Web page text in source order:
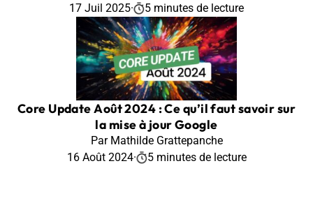
17 Juil 2025· 5 minutes de lecture
Core Update Août 2024 : Ce qu’il faut savoir sur
la mise à jour Google
Par Mathilde Grattepanche
16 Août 2024· 5 minutes de lecture